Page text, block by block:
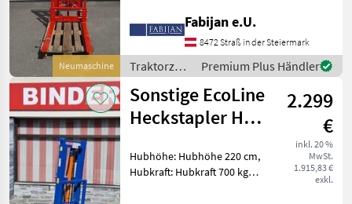
Neumaschine
Fabijan e.U.
8472 Straß in der Steiermark
Traktorzubehör
/ Sonstige
Premium Plus Händler
Sonstige EcoLine
Heckstapler HS
2.299
€
inkl. 20 %
MwSt.
1.915,83 €
exkl.
Hubhöhe: Hubhöhe 220 cm,
Hubkraft: Hubkraft 700 kg,